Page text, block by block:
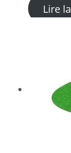
Lire